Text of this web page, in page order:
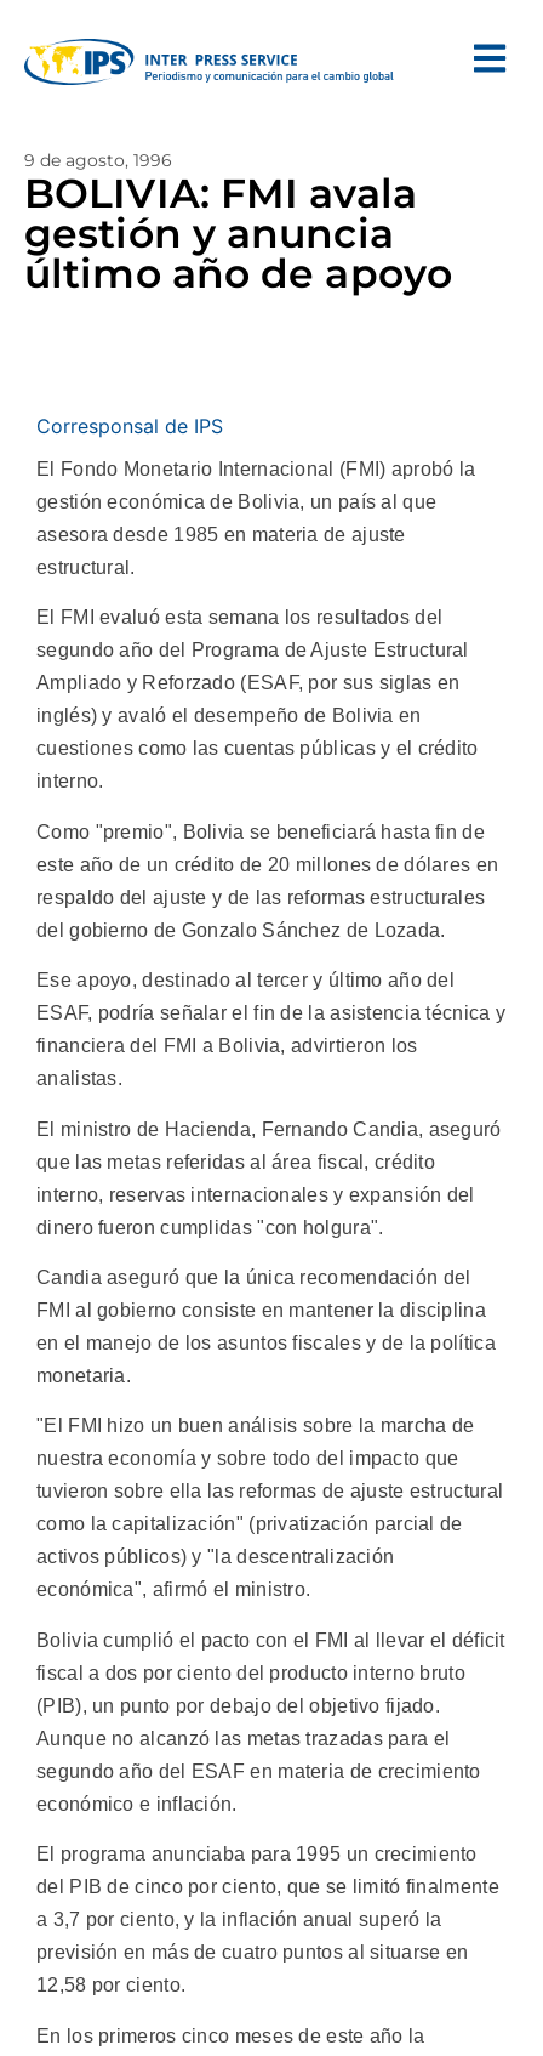
9 de agosto, 1996
BOLIVIA: FMI avala
gestión y anuncia
último año de apoyo
Corresponsal de IPS
El Fondo Monetario Internacional (FMI) aprobó la
gestión económica de Bolivia, un país al que
asesora desde 1985 en materia de ajuste
estructural.
El FMI evaluó esta semana los resultados del
segundo año del Programa de Ajuste Estructural
Ampliado y Reforzado (ESAF, por sus siglas en
inglés) y avaló el desempeño de Bolivia en
cuestiones como las cuentas públicas y el crédito
interno.
Como "premio", Bolivia se beneficiará hasta fin de
este año de un crédito de 20 millones de dólares en
respaldo del ajuste y de las reformas estructurales
del gobierno de Gonzalo Sánchez de Lozada.
Ese apoyo, destinado al tercer y último año del
ESAF, podría señalar el fin de la asistencia técnica y
financiera del FMI a Bolivia, advirtieron los
analistas.
El ministro de Hacienda, Fernando Candia, aseguró
que las metas referidas al área fiscal, crédito
interno, reservas internacionales y expansión del
dinero fueron cumplidas "con holgura".
Candia aseguró que la única recomendación del
FMI al gobierno consiste en mantener la disciplina
en el manejo de los asuntos fiscales y de la política
monetaria.
"El FMI hizo un buen análisis sobre la marcha de
nuestra economía y sobre todo del impacto que
tuvieron sobre ella las reformas de ajuste estructural
como la capitalización" (privatización parcial de
activos públicos) y "la descentralización
económica", afirmó el ministro.
Bolivia cumplió el pacto con el FMI al llevar el déficit
fiscal a dos por ciento del producto interno bruto
(PIB), un punto por debajo del objetivo fijado.
Aunque no alcanzó las metas trazadas para el
segundo año del ESAF en materia de crecimiento
económico e inflación.
El programa anunciaba para 1995 un crecimiento
del PIB de cinco por ciento, que se limitó finalmente
a 3,7 por ciento, y la inflación anual superó la
previsión en más de cuatro puntos al situarse en
12,58 por ciento.
En los primeros cinco meses de este año la